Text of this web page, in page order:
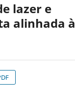
lazer e
alinhada à